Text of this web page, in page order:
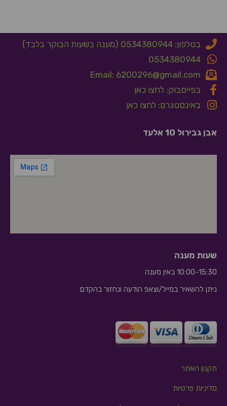
בטלפון: 0534380944 (מענה בשעות הבוקר בלבד)
0534380944
Email: 6200296@gmail.com
בפייסבוק: לחצו כאן
באינסטגרם: לחצו כאן
אבן גבירול 10 אלעד
שעות מענה
10:00-15:30 באין מענה
ניתן להשאיר במייל/וצאפ הודעה ונחזור בהקדם
תקנון האתר
מדיניות פרטיות